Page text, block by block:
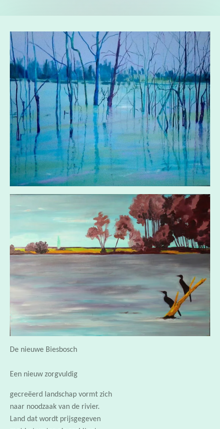
De nieuwe Biesbosch
Een nieuw zorgvuldig
gecreëerd landschap vormt zich
Land dat wordt prijsgegeven
met het water als architect.